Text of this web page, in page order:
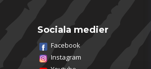
Sociala medier
Facebook
Instagram